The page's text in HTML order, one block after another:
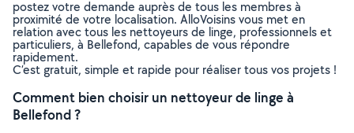
postez votre demande auprès de tous les membres à
proximité de votre localisation. AlloVoisins vous met en
relation avec tous les nettoyeurs de linge, professionnels et
particuliers, à Bellefond, capables de vous répondre
rapidement.
C’est gratuit, simple et rapide pour réaliser tous vos projets !
Comment bien choisir un nettoyeur de linge à
Bellefond ?